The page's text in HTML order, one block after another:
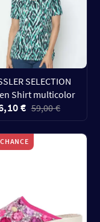
SELECTION
Shirt multicolor
€ 59,00 €